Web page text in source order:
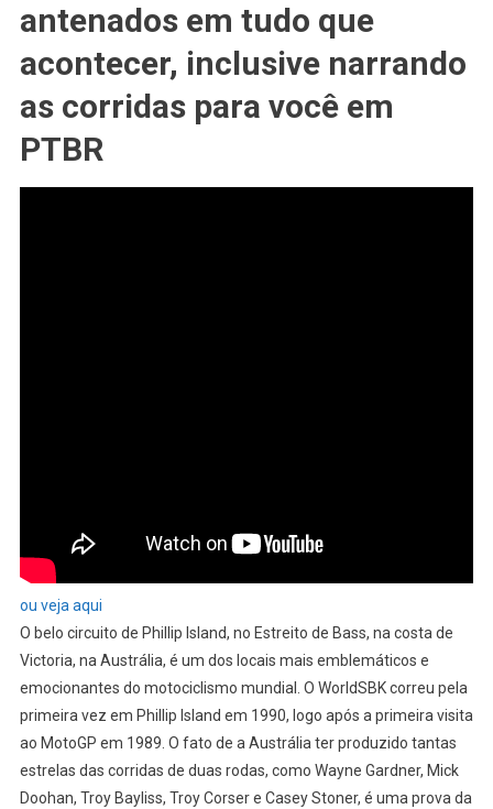
antenados em tudo que
acontecer, inclusive narrando
as corridas para você em
PTBR
ou veja aqui
O belo circuito de Phillip Island, no Estreito de Bass, na costa de
Victoria, na Austrália, é um dos locais mais emblemáticos e
emocionantes do motociclismo mundial. O WorldSBK correu pela
primeira vez em Phillip Island em 1990, logo após a primeira visita
ao MotoGP em 1989. O fato de a Austrália ter produzido tantas
estrelas das corridas de duas rodas, como Wayne Gardner, Mick
Doohan, Troy Bayliss, Troy Corser e Casey Stoner, é uma prova da